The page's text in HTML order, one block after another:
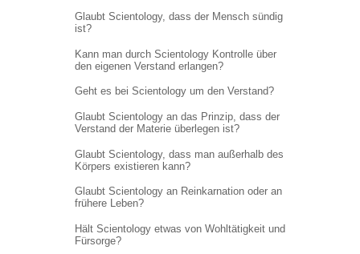
Glaubt Scientology, dass der Mensch sündig
ist?
Kann man durch Scientology Kontrolle über
den eigenen Verstand erlangen?
Geht es bei Scientology um den Verstand?
Glaubt Scientology an das Prinzip, dass der
Verstand der Materie überlegen ist?
Glaubt Scientology, dass man außerhalb des
Körpers existieren kann?
Glaubt Scientology an Reinkarnation oder an
frühere Leben?
Hält Scientology etwas von Wohltätigkeit und
Fürsorge?